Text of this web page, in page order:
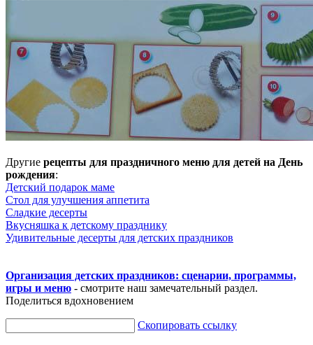
Другие рецепты для праздничного меню для детей на День
рождения:
Детский подарок маме
Стол для улучшения аппетита
Сладкие десерты
Вкусняшка к детскому празднику
Удивительные десерты для детских праздников
Организация детских праздников: сценарии, программы,
игры и меню - смотрите наш замечательный раздел.
Поделиться вдохновением
Скопировать ссылку